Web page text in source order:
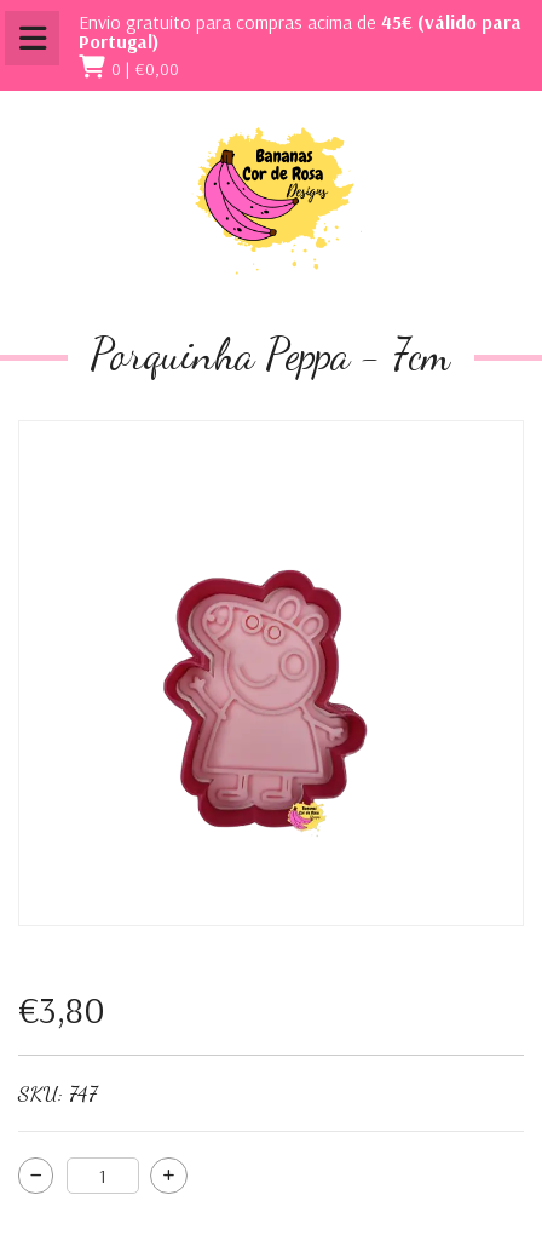
Envio gratuito para compras acima de 45€ (válido para
Portugal)
0 | €0,00
Porquinha Peppa - 7cm
€3,80
SKU: 747